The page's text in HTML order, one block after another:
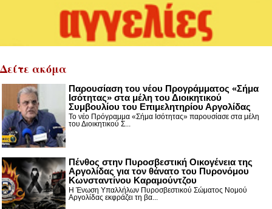
Δείτε ακόμα
Παρουσίαση του νέου Προγράμματος «Σήμα
Ισότητας» στα μέλη του Διοικητικού
Συμβουλίου του Επιμελητηρίου Αργολίδας
Το νέο Πρόγραμμα «Σήμα Ισότητας» παρουσίασε στα μέλη
του Διοικητικού Σ...
Πένθος στην Πυροσβεστική Οικογένεια της
Αργολίδας για τον θάνατο του Πυρονόμου
Κωνσταντίνου Καραμούντζου
Η Ένωση Υπαλλήλων Πυροσβεστικού Σώματος Νομού
Αργολίδας εκφράζει τη βα...